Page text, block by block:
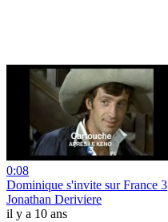
0:08
Dominique s'invite sur France 3
Jonathan Deriviere
il y a 10 ans